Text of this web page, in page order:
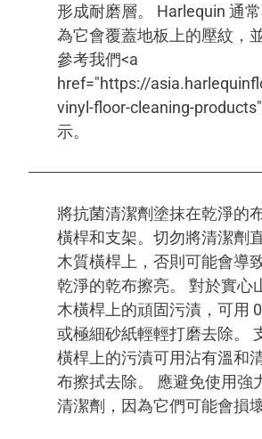
形成耐磨層。 Harlequin 通
為它會覆蓋地板上的壓紋，
參考我們<a
href="https://
vinyl-floor-cleaning-
示。
將抗菌清潔劑塗抹在乾淨的
橫桿和支架。切勿將清潔劑
木質橫桿上，否則可能會導
乾淨的乾布擦亮。 對於實心
木橫桿上的頑固污漬，可用
或極細砂紙輕輕打磨去除。
橫桿上的污漬可用沾有溫和
布擦拭去除。 應避免使用強
清潔劑，因為它們可能會損壞